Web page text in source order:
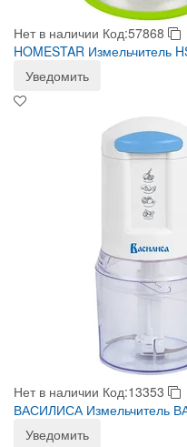
Нет в наличии Код:57868
HOMESTAR Измельчитель
Уведомить
Нет в наличии Код:13353
ВАСИЛИСА Измельчитель
Уведомить